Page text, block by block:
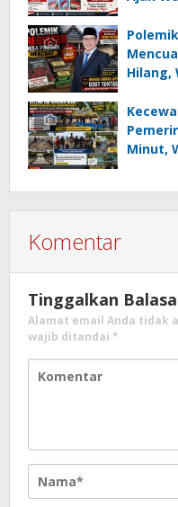
Hilang,
Kumtua
Minut,
Komentar
Tinggalkan
Alamat email Anda tidak
wajib ditandai *